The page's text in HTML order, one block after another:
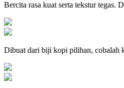
Bercita rasa kuat serta tekstur tegas.
Dibuat dari biji kopi pilihan, cobalah